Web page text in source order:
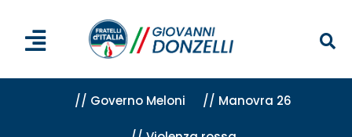
// Governo Meloni // Manovra 26